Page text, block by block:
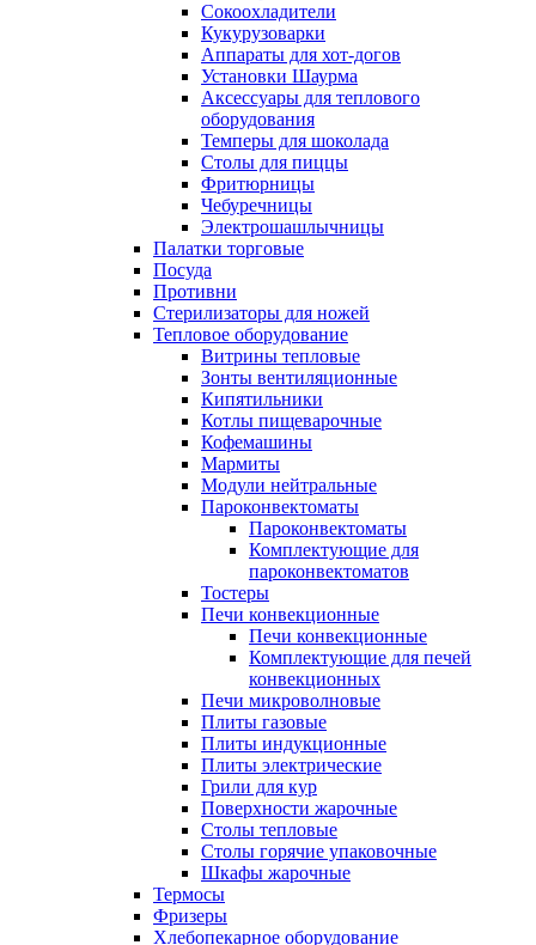
Сокоохладители
Кукурузоварки
Аппараты для хот-догов
Установки Шаурма
Аксессуары для теплового
оборудования
Темперы для шоколада
Столы для пиццы
Фритюрницы
Чебуречницы
Электрошашлычницы
Палатки торговые
Посуда
Противни
Стерилизаторы для ножей
Тепловое оборудование
Витрины тепловые
Зонты вентиляционные
Кипятильники
Котлы пищеварочные
Кофемашины
Мармиты
Модули нейтральные
Пароконвектоматы
Пароконвектоматы
Комплектующие для
пароконвектоматов
Тостеры
Печи конвекционные
Печи конвекционные
Комплектующие для печей
конвекционных
Печи микроволновые
Плиты газовые
Плиты индукционные
Плиты электрические
Грили для кур
Поверхности жарочные
Столы тепловые
Столы горячие упаковочные
Шкафы жарочные
Термосы
Фризеры
Хлебопекарное оборудование